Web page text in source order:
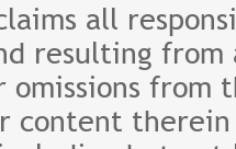
all
resulting
omissions
content